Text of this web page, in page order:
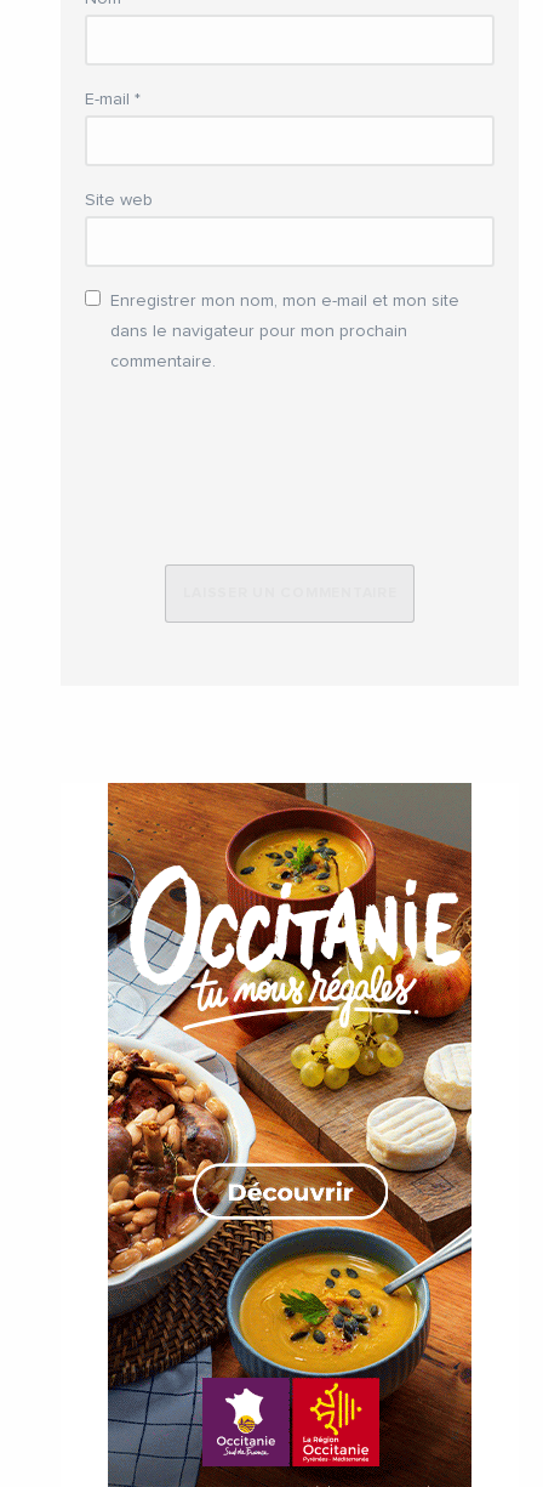
E-mail *
Site web
Enregistrer mon nom, mon e-mail et mon site
dans le navigateur pour mon prochain
commentaire.